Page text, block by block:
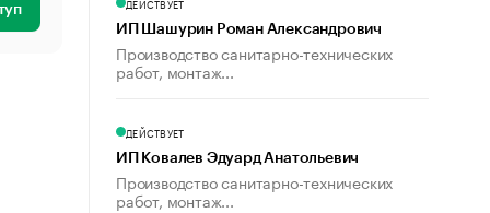
ДЕЙСТВУЕТ
ИП Шашурин Роман Александрович
Производство санитарно-технических
работ, монтаж...
ДЕЙСТВУЕТ
ИП Ковалев Эдуард Анатольевич
Производство санитарно-технических
работ, монтаж...